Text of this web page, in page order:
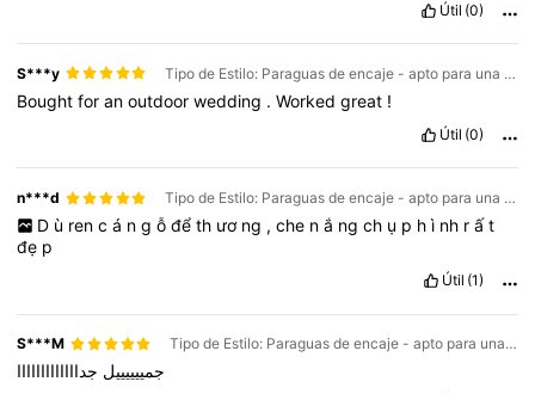
Útil (0)
S***y Tipo de Estilo: Paraguas de encaje - apto para una persona / Talla: negro
Boughtforanoutdoorwedding .Workedgreat !
Útil (0)
n***d Tipo de Estilo: Paraguas de encaje - apto para una persona / Talla: beige
D ù ren c á n g ỗ để th ươ ng , che n ắ ng ch ụ p hì nh r ất
đẹ p
Útil (1)
S***M Tipo de Estilo: Paraguas de encaje - apto para una persona / Talla: Blanco
جمييييييل جدااااااااااااا